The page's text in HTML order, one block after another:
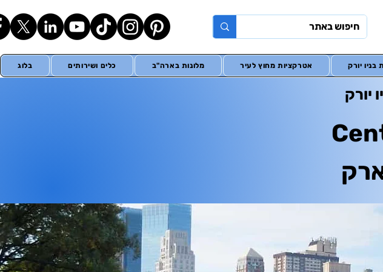
בלוג כלים ושירותים מלונות בארה"ב אטרקציות מחוץ לעיר בניו יורק
יורק